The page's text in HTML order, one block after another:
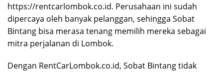
https://rentcarlombok.co.id. Perusahaan ini sudah
dipercaya oleh banyak pelanggan, sehingga Sobat
Bintang bisa merasa tenang memilih mereka sebagai
mitra perjalanan di Lombok.
Dengan RentCarLombok.co.id, Sobat Bintang tidak